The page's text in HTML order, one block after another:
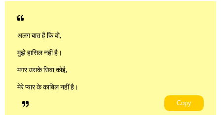
अलग बात है कि वो,
मुझे हासिल नहीं है।
मगर उसके सिवा कोई,
मेरे प्यार के काबिल नहीं है।
Copy